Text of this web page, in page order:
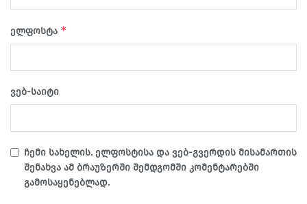
ელფოსტა *
ვებ-საიტი
ჩემი სახელის. ელფოსტისა და ვებ-გვერდის მისამართის
შენახვა ამ ბრაუზერში შემდგომში კომენტარებში
გამოსაყენებლად.